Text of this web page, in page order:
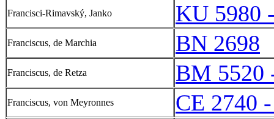
Francisci-Rimavský, Janko KU 5980
Franciscus, de Marchia BN 2698
Franciscus, de Retza BM 5520
Franciscus, von Meyronnes CE 2740